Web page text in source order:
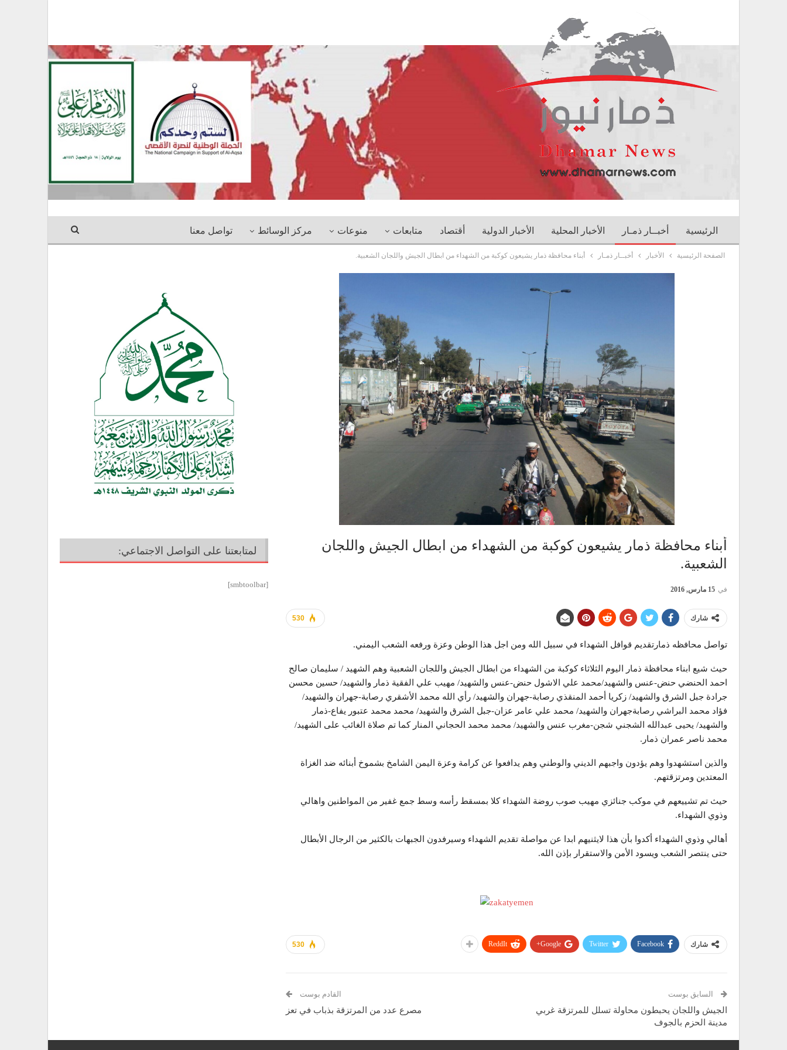
الرئيسية أخبــار ذمـار الأخبار المحلية الأخبار الدولية أقتصاد متابعات منوعات مركز الوسائط تواصل معنا
الصفحة الرئيسية الأخبار أخبــار ذمـار أبناء محافظة ذمار يشيعون كوكبة من الشهداء من ابطال الجيش واللجان الشعبية.
أبناء محافظة ذمار يشيعون كوكبة من الشهداء من ابطال الجيش واللجان
الشعبية.
في 15 مارس, 2016
530 شارك
تواصل محافظه ذمارتقديم قوافل الشهداء في سبيل الله ومن اجل هذا الوطن وعزة ورفعه الشعب اليمني.
حيث شيع ابناء محافظة ذمار اليوم الثلاثاء كوكبة من الشهداء من ابطال الجيش واللجان الشعبية وهم الشهيد / سليمان صالح
احمد الحنضي حنض-عنس والشهيد/محمد علي الاشول حنض-عنس والشهيد/ مهيب علي الفقية ذمار والشهيد/ حسين محسن
جرادة جبل الشرق والشهيد/ زكريا أحمد المنقذي رصابة-جهران والشهيد/ رأي الله محمد الأشقري رصابة-جهران والشهيد/
فؤاد محمد البراشي رصابةجهران والشهيد/ محمد علي عامر عزان-جبل الشرق والشهيد/ محمد محمد عتبور يفاع-ذمار
والشهيد/ يحيى عبدالله الشجني شجن-مغرب عنس والشهيد/ محمد محمد الحجاني المنار كما تم صلاة الغائب على الشهيد/
محمد ناصر عمران ذمار.
والذين استشهدوا وهم يؤدون واجبهم الديني والوطني وهم يدافعوا عن كرامة وعزة اليمن الشامخ بشموخ أبنائه ضد الغزاة
المعتدين ومرتزقتهم.
حيث تم تشييعهم في موكب جنائزي مهيب صوب روضة الشهداء كلا بمسقط رأسه وسط جمع غفير من المواطنين واهالي
وذوي الشهداء.
أهالي وذوي الشهداء أكدوا بأن هذا لايثنيهم ابدا عن مواصلة تقديم الشهداء وسيرفدون الجبهات بالكثير من الرجال الأبطال
حتى ينتصر الشعب ويسود الأمن والاستقرار بإذن الله.
530 شارك Facebook
Twitter
Google+
ReddIt
السابق بوست
الجيش واللجان يحبطون محاولة تسلل للمرتزقة غربي
مدينة الحزم بالجوف
القادم بوست
مصرع عدد من المرتزقة بذباب في تعز
لمتابعتنا على التواصل الاجتماعي:
[smbtoolbar]